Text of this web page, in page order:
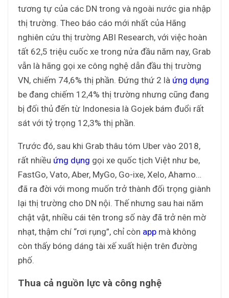
tương tự của các DN trong và ngoài nước gia nhập
thị trường. Theo báo cáo mới nhất của Hãng
nghiên cứu thị trường ABI Research, với việc hoàn
tất 62,5 triệu cuốc xe trong nửa đầu năm nay, Grab
vẫn là hãng gọi xe công nghệ dẫn đầu thị trường
VN, chiếm 74,6% thị phần. Đứng thứ 2 là ứng dụng
be đang chiếm 12,4% thị trường nhưng cũng đang
bị đối thủ đến từ Indonesia là Gojek bám đuổi rất
sát với tỷ trọng 12,3% thị phần.
Trước đó, sau khi Grab thâu tóm Uber vào 2018,
rất nhiều ứng dụng gọi xe quốc tịch Việt như be,
FastGo, Vato, Aber, MyGo, Go-ixe, Xelo, Ahamo…
đã ra đời với mong muốn trở thành đối trọng giành
lại thị trường cho DN nội. Thế nhưng sau hai năm
chật vật, nhiều cái tên trong số này đã trở nên mờ
nhạt, thậm chí “rơi rụng”, chỉ còn app mà không
còn thấy bóng dáng tài xế xuất hiện trên đường
phố.
Thua cả nguồn lực và công nghệ